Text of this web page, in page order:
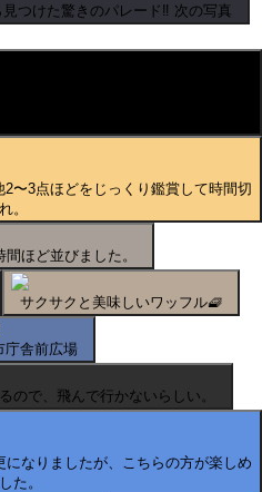
つけた驚きのパレード‼️ 次の写真
〜3点ほどをじっくり鑑賞して時間切
れ。
ほど並びました。
サクサクと美味しいワッフル🧇
庁舎前広場
ので、飛んで行かないらしい。
なりましたが、こちらの方が楽しめ
た。